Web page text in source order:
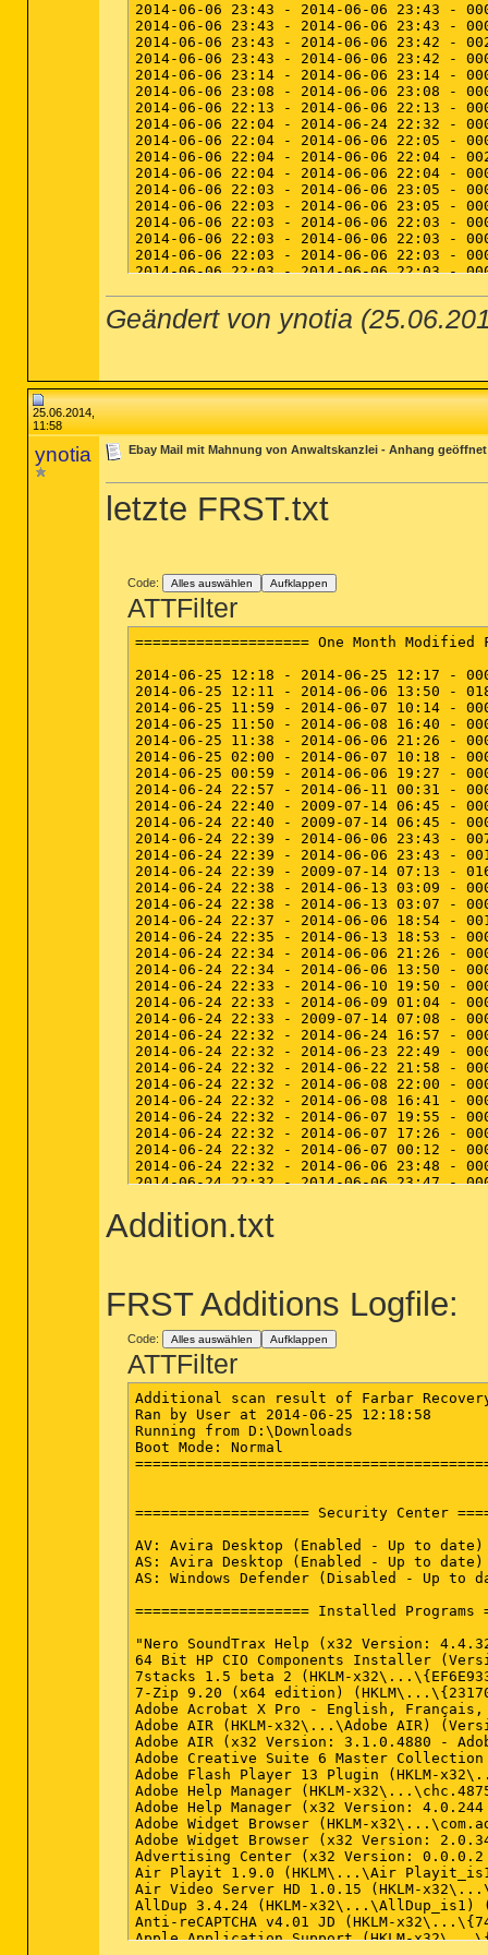
(Logitech Inc.) C:\Program Files\Logitech
(Logitech Inc.) C:\Program Files\Logitech
(Logitech Inc.) C:\Program Files\Logitech
(Logitech Inc.) C:\Program Files\Logitech
(Logitech Inc.) C:\Program Files\Logitech
(Logitech Inc.) C:\Program Files\Logitech
(Logitech Inc.) C:\Program Files\Logitech
(Apple Inc.) C:\Program
(Brother Industries, Ltd.) C:\Program
(Otaku Software Pty Ltd) C:\Program
(TechSmith Corporation) C:\Program
(Digiarty, Inc.) C:\Program
(Microsoft Corporation)
(Intel Corporation) C:\Program Files
(Intel Corporation) C:\Program Files
(Microsoft Corporation) C:\Program
2014-06-06 18:39 - 2014-06-06 18:39 -
2014-06-06 18:39 - 2014-06-06 18:39 -
Geändert von ynotia
25.06.2014,
11:58
ynotia Ebay Mail mit Mahnung von Anwaltskanzlei - Anhang
letzte FRST.txt
Code: Alles auswählen Aufklappen
ATTFilter
==================== One Month Modified Files and Folders =======

2014-06-25 12:18 - 2014-06-25 12:17 - 00000000 ____D () C:\FRST
2014-06-25 12:11 - 2014-06-06 13:50 - 01827621 _____ () C:\Windows\WindowsUpdate.log
2014-06-25 11:59 - 2014-06-07 10:14 - 00000884 _____ () C:\Windows\Tasks\Adobe Flash Player Updater.job
2014-06-25 11:50 - 2014-06-08 16:40 - 00001116 _____ () C:\Windows\Tasks\GoogleUpdateTaskUserS-1-5-21-4212815359-2683884995-303209184-1000UA.job
2014-06-25 11:38 - 2014-06-06 21:26 - 00001106 _____ () C:\Windows\Tasks\GoogleUpdateTaskMachineUA.job
2014-06-25 02:00 - 2014-06-07 10:18 - 00000000 ____D () C:\Users\User\AppData\Local\Adobe
2014-06-25 00:59 - 2014-06-06 19:27 - 00000000 ____D () C:\Users\User\AppData\Roaming\vlc
2014-06-24 22:57 - 2014-06-11 00:31 - 00005110 _____ () C:\Windows\System32\Tasks\Microsoft Office 15 Sync Maintenance for User-PC-User User-PC
2014-06-24 22:40 - 2009-07-14 06:45 - 00021088 ____H () C:\Windows\system32\7B296FB0-376B-497e-B012-9C450E1B7327-5P-1.C7483456-A289-439d-8115-601632D005A0
2014-06-24 22:40 - 2009-07-14 06:45 - 00021088 ____H () C:\Windows\system32\7B296FB0-376B-497e-B012-9C450E1B7327-5P-0.C7483456-A289-439d-8115-601632D005A0
2014-06-24 22:39 - 2014-06-06 23:43 - 00702612 _____ () C:\Windows\system32\perfh007.dat
2014-06-24 22:39 - 2014-06-06 23:43 - 00150164 _____ () C:\Windows\system32\perfc007.dat
2014-06-24 22:39 - 2009-07-14 07:13 - 01627120 _____ () C:\Windows\system32\PerfStringBackup.INI
2014-06-24 22:38 - 2014-06-13 03:09 - 00000000 ____D () C:\Users\User\AppData\Roaming\DropboxMaster
2014-06-24 22:38 - 2014-06-13 03:07 - 00000000 ____D () C:\Users\User\AppData\Roaming\Dropbox
2014-06-24 22:37 - 2014-06-06 18:54 - 00122584 _____ (Malwarebytes Corporation) C:\Windows\system32\Drivers\MBAMSwissArmy.sys
2014-06-24 22:35 - 2014-06-13 18:53 - 00000000 ____D () C:\Users\User\.rainlendar2
2014-06-24 22:34 - 2014-06-06 21:26 - 00001102 _____ () C:\Windows\Tasks\GoogleUpdateTaskMachineCore.job
2014-06-24 22:34 - 2014-06-06 13:50 - 00000000 ____D () C:\Users\User
2014-06-24 22:33 - 2014-06-10 19:50 - 00024244 _____ () C:\Windows\system32\oodbs.lor
2014-06-24 22:33 - 2014-06-09 01:04 - 00006348 _____ () C:\Windows\setupact.log
2014-06-24 22:33 - 2009-07-14 07:08 - 00000006 ____H () C:\Windows\Tasks\SA.DAT
2014-06-24 22:32 - 2014-06-24 16:57 - 00000000 ____D () C:\ProgramData\wjin
2014-06-24 22:32 - 2014-06-23 22:49 - 00000000 ____D () C:\Program Files (x86)\WinHTTrack
2014-06-24 22:32 - 2014-06-22 21:58 - 00000000 ____D () C:\Program Files (x86)\Mozilla Maintenance Service
2014-06-24 22:32 - 2014-06-08 22:00 - 00000000 ____D () C:\Program Files (x86)\RocketDock
2014-06-24 22:32 - 2014-06-08 16:41 - 00000000 ____D () C:\Users\User\AppData\Roaming\Microsoft\Windows\Start Menu\Programs\Google Chrome Canary
2014-06-24 22:32 - 2014-06-07 19:55 - 00000000 ____D () C:\Windows\AutoKMS
2014-06-24 22:32 - 2014-06-07 17:26 - 00000000 ____D () C:\Users\User\AppData\Roaming\IrfanView
2014-06-24 22:32 - 2014-06-07 00:12 - 00000000 ____D () C:\Program Files\Unlocker
2014-06-24 22:32 - 2014-06-06 23:48 - 00000000 ____D () C:\Windows\System32\Tasks\OfficeSoftwareProtectionPlatform
2014-06-24 22:32 - 2014-06-06 23:47 - 00000000 ____D () C:\Users\User\AppData\Local\Microsoft Help
2014-06-24 22:32 - 2014-06-06 22:04 - 00000000 ____D () C:\Users\User\AppData\Roaming\DAEMON Tools Lite
2014-06-24 22:32 - 2014-06-06 22:00 - 00000000 ____D () C:\ProgramData\DAEMON Tools Lite
2014-06-24 22:32 - 2014-06-06 21:26 - 00000000 ____D () C:\Users\User\AppData\Local\Google
2014-06-24 22:32 - 2014-06-06 21:26 - 00000000 ____D () C:\Program Files (x86)\Google
2014-06-24 22:32 - 2014-06-06 21:05 - 00000000 ____D () C:\Users\User\AppData\Local\JDownloader2
2014-06-24 22:32 - 2014-06-06 17:58 - 00000000 ____D () C:\Users\User\AppData\Local\Mozilla
2014-06-24 22:32 - 2014-06-06 17:58 - 00000000 ____D () C:\Program Files (x86)\Mozilla Firefox
2014-06-24 22:32 - 2009-07-14 05:20 - 00000000 ____D () C:\Windows\registration
2014-06-24 21:37 - 2014-06-24 16:57 - 00000000 ____D () C:\ProgramData\vhtarhu
2014-06-24 21:37 - 2014-06-23 23:13 - 00000000 ____D () C:\ProgramData\doyaoqq
2014-06-24 17:00 - 2014-06-08 15:22 - 00000000 ____D () C:\Users\User\AppData\Local\CrashDumps
2014-06-24 16:57 - 2014-06-23 23:22 - 00000000 ____D () C:\ProgramData\wddyol
2014-06-24 16:57 - 2014-06-23 23:22 - 00000000 ____D () C:\ProgramData\dwqplug
2014-06-24 13:08 - 2009-07-14 05:20 - 00000000 ____D () C:\Windows\LiveKernelReports
2014-06-24 13:05 - 2014-06-24 12:12 - 00000000 ____D () C:\ProgramData\doyao
2014-06-24 02:02 - 2014-06-24 02:01 - 00000000 ____D () C:\Program Files (x86)\Rising
2014-06-23 23:22 - 2014-06-23 23:22 - 00000000 ____D () C:\ProgramData\iql
2014-06-22 21:58 - 2014-06-22 21:58 - 00000000 ____D () C:\ProgramData\Mozilla
2014-06-22 17:35 - 2014-06-10 15:33 - 00000000 ____D () C:\Users\User\AppData\Roaming\Steganos
2014-06-22 13:46 - 2014-06-22 13:46 - 00000000 ____D () C:\Users\User\AppData\Local\Nero
2014-06-22 13:46 - 2014-06-22 01:02 - 00000237 _____ () C:\Users\User\AppData\Roaming\default.rss
2014-06-22 03:32 - 2014-06-21 15:52 - 00000000 ____D () C:\Users\User\AppData\Roaming\Nero
2014-06-21 19:56 - 2014-06-21 19:56 - 00000000 ____D () C:\ProgramData\newbackup
2014-06-21 19:44 - 2014-06-21 19:44 - 00000000 ____D () C:\ProgramData\managecapsule
2014-06-21 19:08 - 2014-06-21 19:08 - 00000000 ____D () C:\ProgramData\logsaver
2014-06-21 19:08 - 2014-06-21 19:08 - 00000000 ____D () C:\ProgramData\ibackupvhd
2014-06-21 17:54 - 2014-06-21 17:54 - 00000000 ____D () C:\ProgramData\ftw
2014-06-21 17:50 - 2014-06-08 16:40 - 00001064 _____ () C:\Windows\Tasks\GoogleUpdateTaskUserS-1-5-21-4212815359-2683884995-303209184-1000Core.job
2014-06-21 16:26 - 2014-06-06 13:50 - 00000000 ____D () C:\Users\User\AppData\Local\VirtualStore
2014-06-21 15:52 - 2014-06-21 15:52 - 00000000 ____D () C:\ProgramData\launcher
2014-06-21 15:52 - 2014-06-21 15:52 - 00000000 ____D () C:\ProgramData\explauncher
2014-06-21 15:49 - 2014-06-21 15:49 - 00000000 ____H ()
Addition.txt
FRST Additions Logfile:
Code: Alles auswählen Aufklappen
ATTFilter
Additional scan result of Farbar
Ran by User at 2014-06-25 12:18:58
Running from D:\Downloads
Boot Mode: Normal
==================== Security Center
AV: Avira Desktop (Enabled - Up to date)
AS: Avira Desktop (Enabled - Up to date)
AS: Windows Defender (Disabled - Up to
==================== Installed Programs
"Nero SoundTrax Help (x32 Version:
64 Bit HP CIO Components Installer
7stacks 1.5 beta 2 (HKLM-
7-Zip 9.20 (x64 edition)
Adobe Acrobat X Pro - English, Français,
Adobe AIR (HKLM-x32\...\Adobe AIR)
Adobe AIR (x32 Version: 3.1.0.4880 -
Adobe Creative Suite 6 Master Collection
Adobe Flash Player 13 Plugin (HKLM-
Adobe Help Manager (HKLM-
Adobe Help Manager (x32 Version:
Adobe Widget Browser (HKLM-
Adobe Widget Browser (x32 Version:
Advertising Center (x32 Version: 0.0.0.2
Air Playit 1.9.0 (HKLM\...\Air
Air Video Server HD 1.0.15 (HKLM-
AllDup 3.4.24 (HKLM-x32\...\AllDup_is1)
Anti-reCAPTCHA v4.01 JD (HKLM-
Apple Application Support (HKLM-